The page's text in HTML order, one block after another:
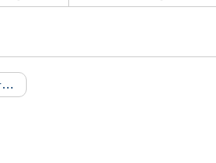
域名注册信息